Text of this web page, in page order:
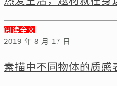
阅读全文
2019 年 8 月 17 日
素描中不同物体的质感